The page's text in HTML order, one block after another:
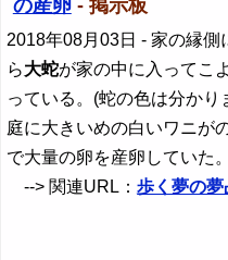
の産卵- 掲示板
2018年08月03日 - 家の縁側
ら大蛇が家の中に入ってこ
っている。(蛇の色は分か
庭に大きいめの白いワニが
で大量の卵を産卵していた。
--> 関連URL：歩く夢の夢